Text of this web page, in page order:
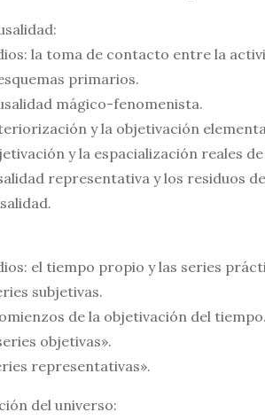
la toma de contacto entre la
primarios.
mágico-fenomenista.
y la objetivación
y la espacialización reales
representativa y los resi­duos
el tiempo propio y las series
subjetivas.
de la objetivación del tiempo.
objetivas».
representativas».
del universo: